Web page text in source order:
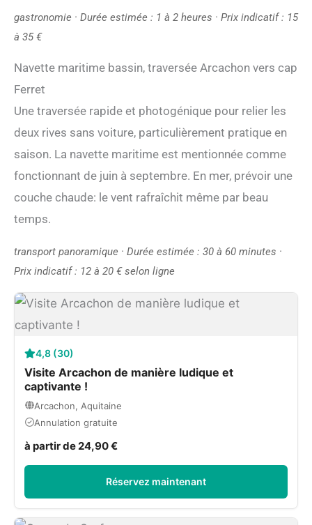
gastronomie · Durée estimée : 1 à 2 heures · Prix indicatif : 15
à 35 €
Navette maritime bassin, traversée Arcachon vers cap
Ferret
Une traversée rapide et photogénique pour relier les
deux rives sans voiture, particulièrement pratique en
saison. La navette maritime est mentionnée comme
fonctionnant de juin à septembre. En mer, prévoir une
couche chaude: le vent rafraîchit même par beau
temps.
transport panoramique · Durée estimée : 30 à 60 minutes ·
Prix indicatif : 12 à 20 € selon ligne
4,8 (30)
Visite Arcachon de manière ludique et
captivante !
Arcachon, Aquitaine
Annulation gratuite
à partir de 24,90 €
Réservez maintenant